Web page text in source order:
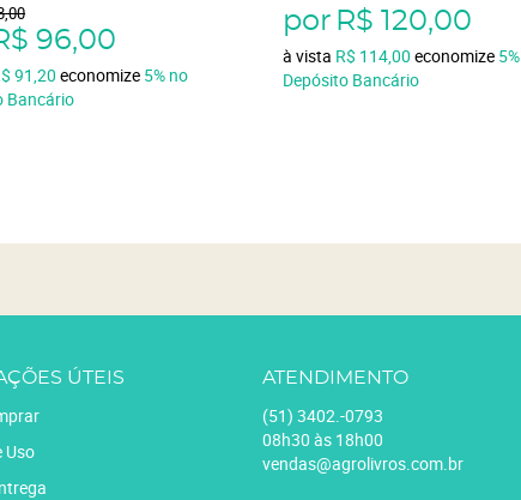
96,00
91,20 economize 5% no
Bancário
por R$ 120,00
à vista R$ 114,00 economize 5%
Depósito Bancário
ÚTEIS
Uso
ATENDIMENTO
(51) 3402.-0793
08h30 às 18h00
vendas@agrolivros.com.br